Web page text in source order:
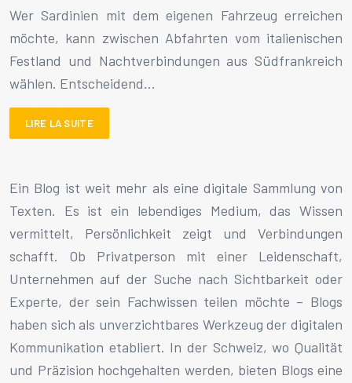
Wer Sardinien mit dem eigenen Fahrzeug erreichen
möchte, kann zwischen Abfahrten vom italienischen
Festland und Nachtverbindungen aus Südfrankreich
wählen. Entscheidend…
LIRE LA SUITE
Ein Blog ist weit mehr als eine digitale Sammlung von
Texten. Es ist ein lebendiges Medium, das Wissen
vermittelt, Persönlichkeit zeigt und Verbindungen
schafft. Ob Privatperson mit einer Leidenschaft,
Unternehmen auf der Suche nach Sichtbarkeit oder
Experte, der sein Fachwissen teilen möchte – Blogs
haben sich als unverzichtbares Werkzeug der digitalen
Kommunikation etabliert. In der Schweiz, wo Qualität
und Präzision hochgehalten werden, bieten Blogs eine